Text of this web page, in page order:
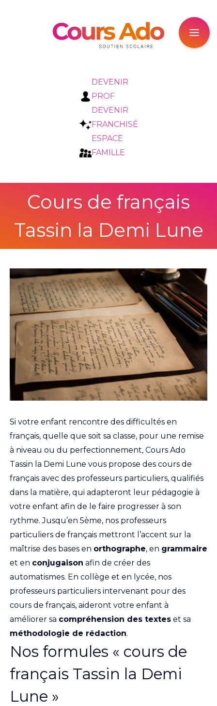
DEVENIR
PROF
DEVENIR
FRANCHISÉ
ESPACE
FAMILLE
Cours de français
Tassin la Demi Lune
Si votre enfant rencontre des difficultés en
français, quelle que soit sa classe, pour une remise
à niveau ou du perfectionnement, Cours Ado
Tassin la Demi Lune vous propose des cours de
français avec des professeurs particuliers, qualifiés
dans la matière, qui adapteront leur pédagogie à
votre enfant afin de le faire progresser à son
rythme. Jusqu’en 5ème, nos professeurs
particuliers de français mettront l’accent sur la
maîtrise des bases en orthographe, en grammaire
et en conjugaison afin de créer des
automatismes. En collège et en lycée, nos
professeurs particuliers intervenant pour des
cours de français, aideront votre enfant à
améliorer sa compréhension des textes et sa
méthodologie de rédaction.
Nos formules « cours de
français Tassin la Demi
Lune »